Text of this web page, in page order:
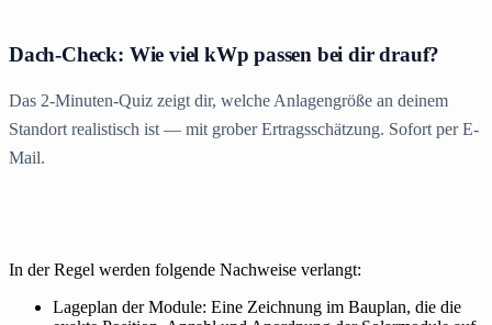
Dach-Check: Wie viel kWp passen bei dir drauf?
Das 2-Minuten-Quiz zeigt dir, welche Anlagengröße an deinem
Standort realistisch ist — mit grober Ertragsschätzung. Sofort per E-
Mail.
In der Regel werden folgende Nachweise verlangt:
Lageplan der Module: Eine Zeichnung im Bauplan, die die